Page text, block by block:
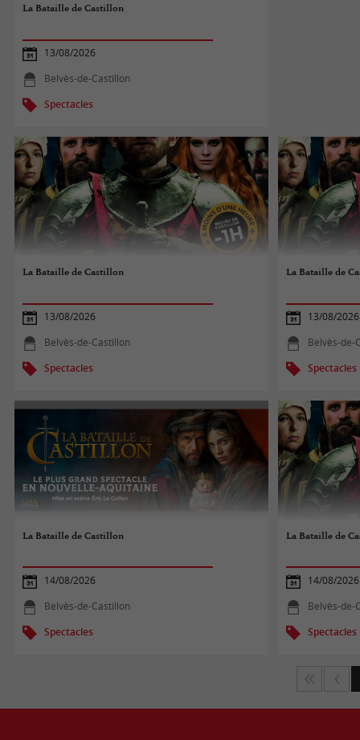
La Bataille de Castillon
13/08/2026
Belvès-de-Castillon
Spectacles
La Bataille de Castillon
13/08/2026
Belvès-de-Castillon
Spectacles
La Bataille de
13/08/2026
Belvès-de-
Spectacles
La Bataille de Castillon
14/08/2026
Belvès-de-Castillon
Spectacles
La Bataille de
14/08/2026
Belvès-de-
Spectacles